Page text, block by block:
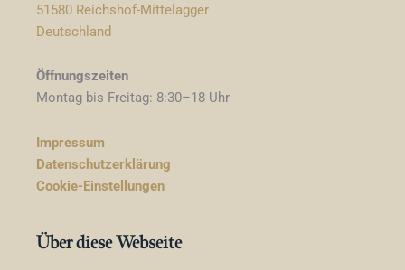
51580 Reichshof-Mittelagger
Deutschland
Öffnungszeiten
Montag bis Freitag: 8:30–18 Uhr
Impressum
Datenschutzerklärung
Cookie-Einstellungen
Über diese Webseite